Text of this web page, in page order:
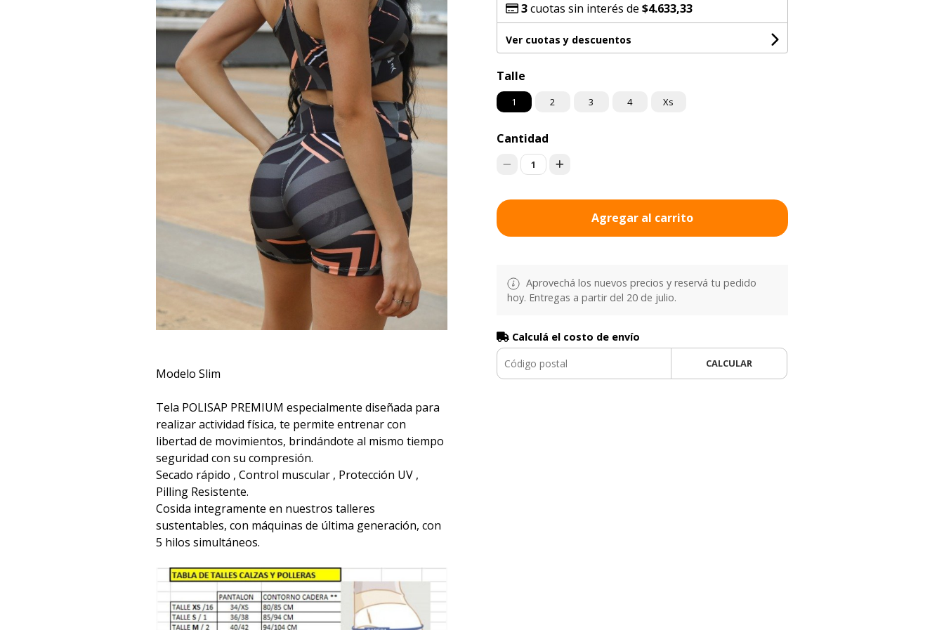
Modelo Slim
Tela POLISAP PREMIUM especialmente diseñada para
realizar actividad física, te permite entrenar con
libertad de movimientos, brindándote al mismo tiempo
seguridad con su compresión.
Secado rápido , Control muscular , Protección UV ,
Pilling Resistente.
Cosida integramente en nuestros talleres
sustentables, con máquinas de última generación, con
5 hilos simultáneos.
3cuotas sin interés de $4.633,33
Ver cuotas y descuentos
Talle
1 2 3 4 Xs
Cantidad
1
Agregar al carrito
Aprovechá los nuevos precios y reservá tu pedido
hoy. Entregas a partir del 20 de julio.
Calculá el costo de envío
CALCULAR